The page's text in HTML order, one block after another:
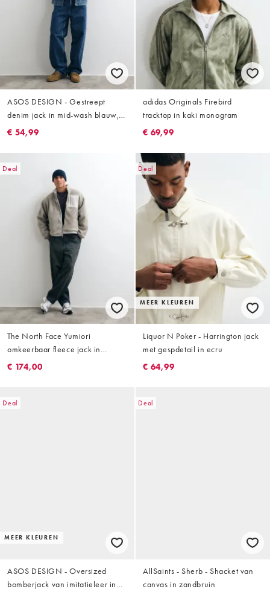
ASOS DESIGN - Gestreept
denim jack in mid-wash blauw,
deel van co-ord set
€ 54,99
adidas Originals Firebird
tracktop in kaki monogram
€ 69,99
Deal
The North Face Yumiori
omkeerbaar fleece jack in
cumulus cloud/stone sla
€ 174,00
Deal
MEER KLEUREN
Liquor N Poker - Harrington jack
met gespdetail in ecru
€ 64,99
Deal
MEER KLEUREN
ASOS DESIGN - Oversized
bomberjack van imitatieleer in
Deal
AllSaints - Sherb - Shacket van
canvas in zandbruin